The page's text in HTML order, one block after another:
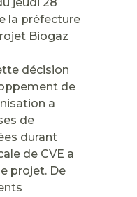
la préfecture
Biogaz
décision
de
a
de
durant
de CVE a
projet. De